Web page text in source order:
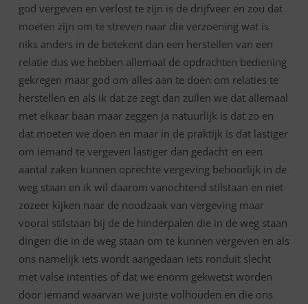
god vergeven en verlost te zijn is de drijfveer en zou dat
moeten zijn om te streven naar die verzoening wat is
niks anders in de betekent dan een herstellen van een
relatie dus we hebben allemaal de opdrachten bediening
gekregen maar god om alles aan te doen om relaties te
herstellen en als ik dat ze zegt dan zullen we dat allemaal
met elkaar baan maar zeggen ja natuurlijk is dat zo en
dat moeten we doen en maar in de praktijk is dat lastiger
om iemand te vergeven lastiger dan gedacht en een
aantal zaken kunnen oprechte vergeving behoorlijk in de
weg staan en ik wil daarom vanochtend stilstaan en niet
zozeer kijken naar de noodzaak van vergeving maar
vooral stilstaan bij de de hinderpalen die in de weg staan
dingen die in de weg staan om te kunnen vergeven en als
ons namelijk iets wordt aangedaan iets ronduit slecht
met valse intenties of dat we enorm gekwetst worden
door iemand waarvan we juiste volhouden en die ons